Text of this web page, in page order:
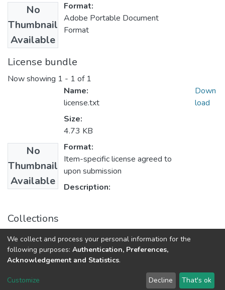
No
Thumbnail
Available
Format:
Adobe Portable Document
Format
License bundle
Now showing 1 - 1 of 1
No
Thumbnail
Available
Name:
license.txt
Size:
4.73 KB
Format:
Item-specific license agreed to
upon submission
Description:
Down
load
Collections
Монографії (КІТП)
Dspace & Volodymyr Dahl East Ukrainian National University
LYRASIS
We collect and process your personal information for the
following purposes: Authentication, Preferences,
Acknowledgement and Statistics.
Customize Decline That's ok